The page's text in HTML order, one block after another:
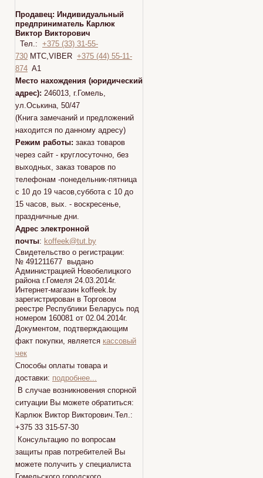
Продавец: Индивидуальный
предприниматель Карлюк
Виктор Викторович
Тел.: +375 (33) 31-55-
730 МТС,VIBER +375 (44) 55-11-
874 A1
Место нахождения (юридический
адрес): 246013, г.Гомель,
ул.Оськина, 50/47
(Книга замечаний и предложений
находится по данному адресу)
Режим работы: заказ товаров
через сайт - круглосуточно, без
выходных, заказ товаров по
телефонам -понедельник-пятница
с 10 до 19 часов,суббота с 10 до
15 часов, вых. - воскресенье,
праздничные дни.
Адрес электронной
почты: koffeek@tut.by
Свидетельство о регистрации:
№ 491211677 выдано
Администрацией Новобелицкого
района г.Гомеля 24.03.2014г.
Интернет-магазин koffeek.by
зарегистрирован в Торговом
реестре Республики Беларусь под
номером 160081 от 02.04.2014г.
Документом, подтверждающим
факт покупки, является кассовый
чек
Способы оплаты товара и
доставки: подробнее...
В случае возникновения спорной
ситуации Вы можете обратиться:
Карлюк Виктор Викторович.Тел.:
+375 33 315-57-30
Консультацию по вопросам
защиты прав потребителей Вы
можете получить у специалиста